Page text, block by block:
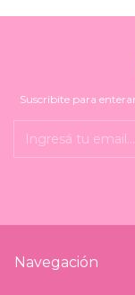
Suscribite para
Navegación